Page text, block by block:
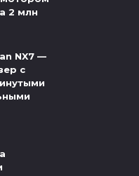
2 млн
NX7 —
с